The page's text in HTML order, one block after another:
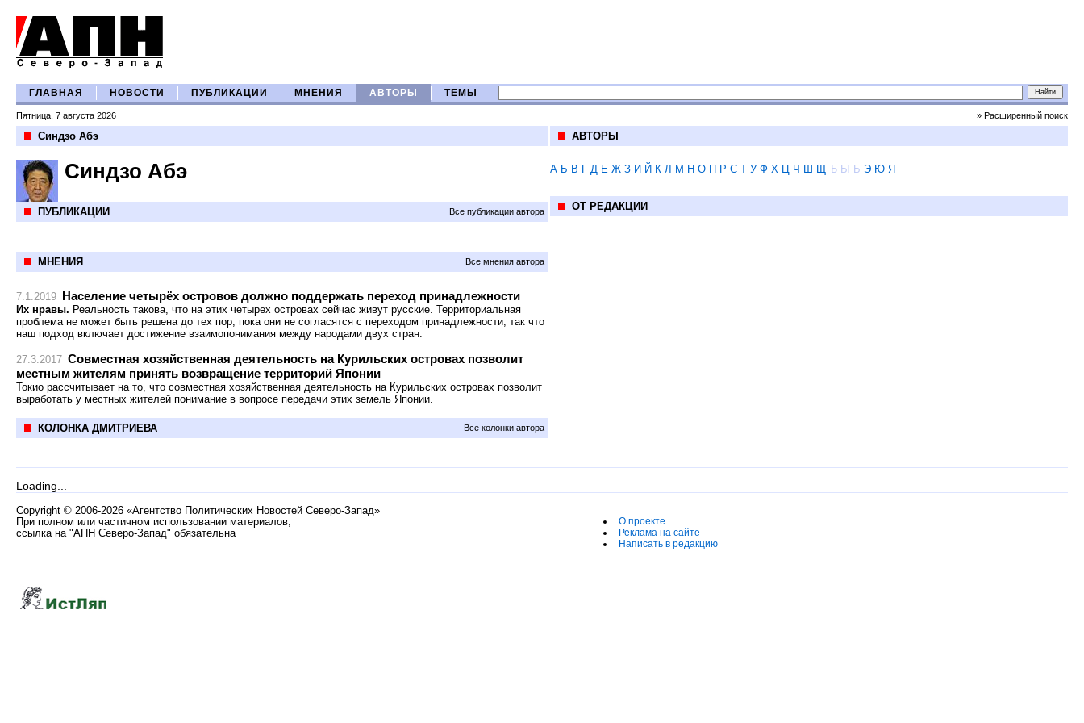
ГЛАВНАЯ НОВОСТИ ПУБЛИКАЦИИ МНЕНИЯ АВТОРЫ ТЕМЫ
Пятница, 7 августа 2026 » Расширенный поиск
Синдзо Абэ
Синдзо Абэ
ПУБЛИКАЦИИ Все публикации автора
МНЕНИЯ Все мнения автора
7.1.2019 Население четырёх островов должно поддержать переход принадлежности
Их нравы. Реальность такова, что на этих четырех островах сейчас живут русские. Территориальная
проблема не может быть решена до тех пор, пока они не согласятся с переходом принадлежности, так что
наш подход включает достижение взаимопонимания между народами двух стран.
27.3.2017 Совместная хозяйственная деятельность на Курильских островах позволит
местным жителям принять возвращение территорий Японии
Токио рассчитывает на то, что совместная хозяйственная деятельность на Курильских островах позволит
выработать у местных жителей понимание в вопросе передачи этих земель Японии.
КОЛОНКА ДМИТРИЕВА Все колонки автора
АВТОРЫ
А Б В Г Д Е Ж З И Й К Л М Н О П Р С Т У Ф Х Ц Ч Ш Щ Ъ Ы Ь Э Ю Я
ОТ РЕДАКЦИИ
Loading...
Copyright © 2006-2026 «Агентство Политических Новостей Северо-Запад»
При полном или частичном использовании материалов,
ссылка на "АПН Северо-Запад" обязательна
О проекте
Реклама на сайте
Написать в редакцию